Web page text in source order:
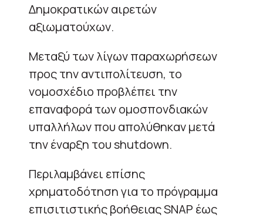
Δημοκρατικών αιρετών
αξιωματούχων.
Μεταξύ των λίγων παραχωρήσεων
προς την αντιπολίτευση, το
νομοσχέδιο προβλέπει την
επαναφορά των ομοσπονδιακών
υπαλλήλων που απολύθηκαν μετά
την έναρξη του shutdown.
Περιλαμβάνει επίσης
χρηματοδότηση για το πρόγραμμα
επισιτιστικής βοήθειας SNAP έως